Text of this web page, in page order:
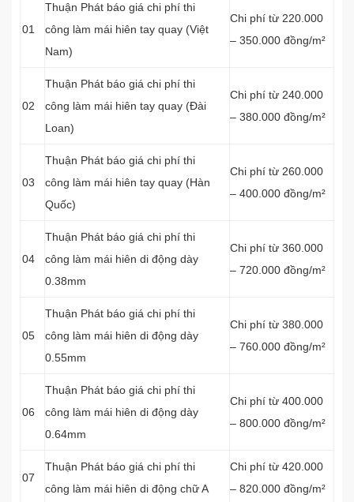
01
Thuận Phát báo giá chi phí thi
công làm mái hiên tay quay (Việt
Nam)
Chi phí từ 220.000
– 350.000 đồng/m²
02
Thuận Phát báo giá chi phí thi
công làm mái hiên tay quay (Đài
Loan)
Chi phí từ 240.000
– 380.000 đồng/m²
03
Thuận Phát báo giá chi phí thi
công làm mái hiên tay quay (Hàn
Quốc)
Chi phí từ 260.000
– 400.000 đồng/m²
04
Thuận Phát báo giá chi phí thi
công làm mái hiên di động dày
0.38mm
Chi phí từ 360.000
– 720.000 đồng/m²
05
Thuận Phát báo giá chi phí thi
công làm mái hiên di động dày
0.55mm
Chi phí từ 380.000
– 760.000 đồng/m²
06
Thuận Phát báo giá chi phí thi
công làm mái hiên di động dày
0.64mm
Chi phí từ 400.000
– 800.000 đồng/m²
07
Thuận Phát báo giá chi phí thi
công làm mái hiên di động chữ A
Chi phí từ 420.000
– 820.000 đồng/m²